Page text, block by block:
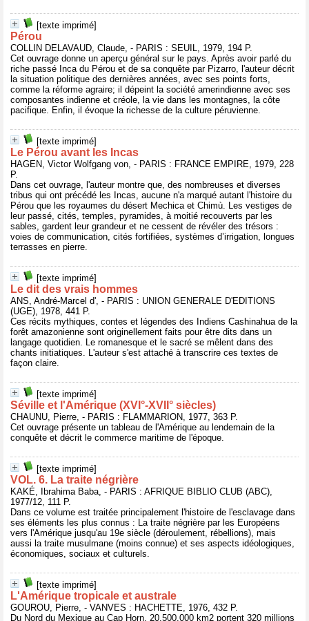
[texte imprimé]
Pérou
COLLIN DELAVAUD, Claude, - PARIS : SEUIL, 1979, 194 P.
Cet ouvrage donne un aperçu général sur le pays. Après avoir parlé du
riche passé Inca du Pérou et de sa conquête par Pizarro, l'auteur décrit
la situation politique des dernières années, avec ses points forts,
comme la réforme agraire; il dépeint la société amerindienne avec ses
composantes indienne et créole, la vie dans les montagnes, la côte
pacifique. Enfin, il évoque la richesse de la culture péruvienne.
[texte imprimé]
Le Pérou avant les Incas
HAGEN, Victor Wolfgang von, - PARIS : FRANCE EMPIRE, 1979, 228
P.
Dans cet ouvrage, l'auteur montre que, des nombreuses et diverses
tribus qui ont précédé les Incas, aucune n'a marqué autant l'histoire du
Pérou que les royaumes du désert Mechica et Chimù. Les vestiges de
leur passé, cités, temples, pyramides, à moitié recouverts par les
sables, gardent leur grandeur et ne cessent de révéler des trésors :
voies de communication, cités fortifiées, systèmes d’irrigation, longues
terrasses en pierre.
[texte imprimé]
Le dit des vrais hommes
ANS, André-Marcel d', - PARIS : UNION GENERALE D'EDITIONS
(UGE), 1978, 441 P.
Ces récits mythiques, contes et légendes des Indiens Cashinahua de la
forêt amazonienne sont originellement faits pour être dits dans un
langage quotidien. Le romanesque et le sacré se mêlent dans des
chants initiatiques. L'auteur s'est attaché à transcrire ces textes de
façon claire.
[texte imprimé]
Séville et l'Amérique (XVI°-XVII° siècles)
CHAUNU, Pierre, - PARIS : FLAMMARION, 1977, 363 P.
Cet ouvrage présente un tableau de l'Amérique au lendemain de la
conquête et décrit le commerce maritime de l'époque.
[texte imprimé]
VOL. 6. La traite négrière
KAKÉ, Ibrahima Baba, - PARIS : AFRIQUE BIBLIO CLUB (ABC),
1977/12, 111 P.
Dans ce volume est traitée principalement l'histoire de l'esclavage dans
ses éléments les plus connus : La traite négrière par les Européens
vers l'Amérique jusqu'au 19e siècle (déroulement, rébellions), mais
aussi la traite musulmane (moins connue) et ses aspects idéologiques,
économiques, sociaux et culturels.
[texte imprimé]
L'Amérique tropicale et australe
GOUROU, Pierre, - VANVES : HACHETTE, 1976, 432 P.
Du Nord du Mexique au Cap Horn, 20.500.000 km2 portent 320 millions